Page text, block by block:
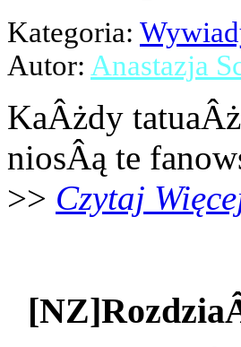
Kategoria:
Autor: Anastazja
KaÂżdy
niosÂą te
>> Czytaj